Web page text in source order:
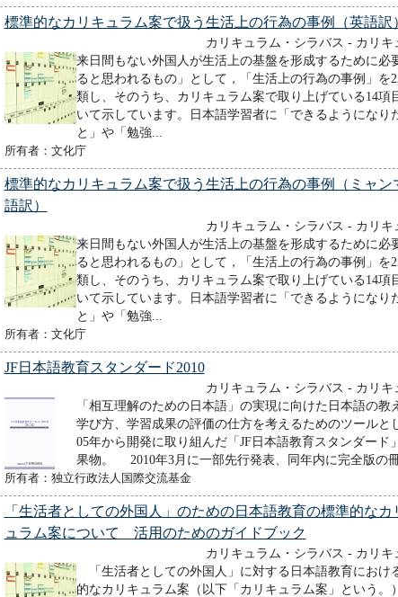
標準的なカリキュラム案で扱う生活上の行為の事例（英語訳）
カリキュラム・シラバス - カリキ
来日間もない外国人が生活上の基盤を形成するために必
ると思われるもの」として，「生活上の行為の事例」を
類し、そのうち、カリキュラム案で取り上げている14項
いて示しています。日本語学習者に「できるようになり
と」や「勉強...
所有者：文化庁
標準的なカリキュラム案で扱う生活上の行為の事例（ミャン
語訳）
カリキュラム・シラバス - カリキ
来日間もない外国人が生活上の基盤を形成するために必
ると思われるもの」として，「生活上の行為の事例」を
類し、そのうち、カリキュラム案で取り上げている14項
いて示しています。日本語学習者に「できるようになり
と」や「勉強...
所有者：文化庁
JF日本語教育スタンダード2010
カリキュラム・シラバス - カリキ
「相互理解のための日本語」の実現に向けた日本語の教
学び方、学習成果の評価の仕方を考えるためのツールと
05年から開発に取り組んだ「JF日本語教育スタンダード
果物。 2010年3月に一部先行発表、同年内に完全版の
所有者：独立行政法人国際交流基金
「生活者としての外国人」のための日本語教育の標準的なカ
ュラム案について 活用のためのガイドブック
カリキュラム・シラバス - カリキ
「生活者としての外国人」に対する日本語教育におけ
的なカリキュラム案（以下「カリキュラム案」という。